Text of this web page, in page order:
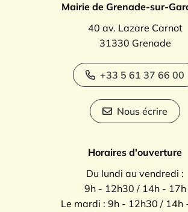
Mairie de Grenade-sur-
40 av. Lazare Carnot
31330 Grenade
+33 5 61 37 66 00
Nous écrire
Horaires d'ouverture
Du lundi au vendredi :
9h - 12h30 / 14h - 17h
Le mardi : 9h - 12h30 / 14h